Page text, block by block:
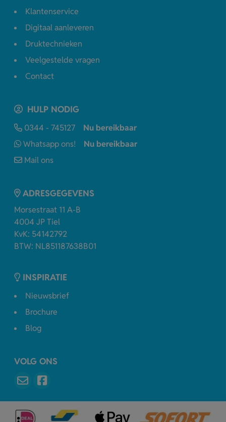
Klantenservice
Digitaal aanleveren
Druktechnieken
Veelgestelde vragen
Contact
HULP NODIG
0344 - 745127
Nu bereikbaar
Whatsapp ons!
Nu bereikbaar
Mail ons
ADRESGEGEVENS
Morsestraat 11 A-B
4004 JP Tiel
KvK: 54142792
BTW: NL851187638B01
INSPIRATIE
Nieuwsbrief
Brochure
Blog
VOLG ONS